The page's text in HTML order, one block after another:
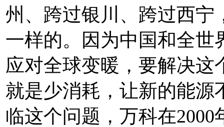
州、跨过银川、跨过西宁
一样的。因为中国和全世
应对全球变暖，要解决这
就是少消耗，让新的能源
临这个问题，万科在